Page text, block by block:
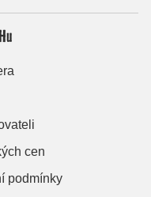
cen
podmínky